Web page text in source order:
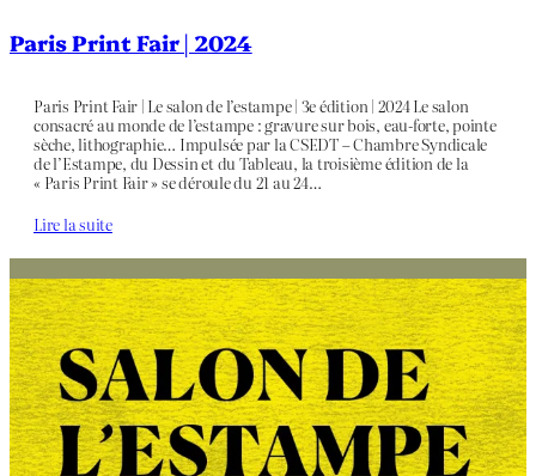
Paris Print Fair | 2024
Paris Print Fair | Le salon de l’estampe | 3e édition | 2024 Le salon
consacré au monde de l’estampe : gravure sur bois, eau-forte, pointe
sèche, lithographie… Impulsée par la CSEDT – Chambre Syndicale
de l’Estampe, du Dessin et du Tableau, la troisième édition de la
« Paris Print Fair » se déroule du 21 au 24…
Lire la suite